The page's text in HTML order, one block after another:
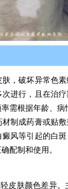
，破坏异常色
进行，且在治
需根据年龄、病
制成药膏或贴
风等引起的白
配制和使用。
皮肤颜色差异